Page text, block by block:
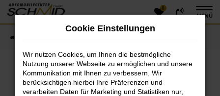
Zum
Hauptinhalt
0
MENÜ
Fehler: Network Error
Cookie Einstellungen
Wir nutzen Cookies, um Ihnen die bestmögliche
Nutzung unserer Webseite zu ermöglichen und unsere
Kommunikation mit Ihnen zu verbessern. Wir
berücksichtigen hierbei Ihre Präferenzen und
verarbeiten Daten für Marketing und Statistiken nur,